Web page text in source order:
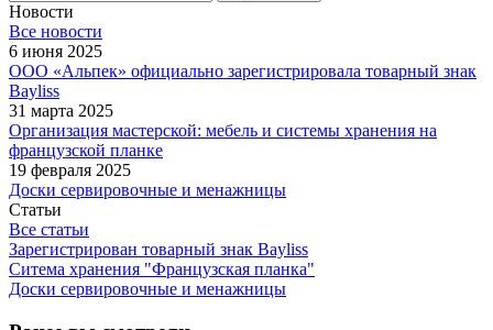
Новости
Все новости
6 июня 2025
ООО «Альпек» официально зарегистрировала товарный знак
Bayliss
31 марта 2025
Организация мастерской: мебель и системы хранения на
французской планке
19 февраля 2025
Доски сервировочные и менажницы
Статьи
Все статьи
Зарегистрирован товарный знак Bayliss
Ситема хранения "Французская планка"
Доски сервировочные и менажницы